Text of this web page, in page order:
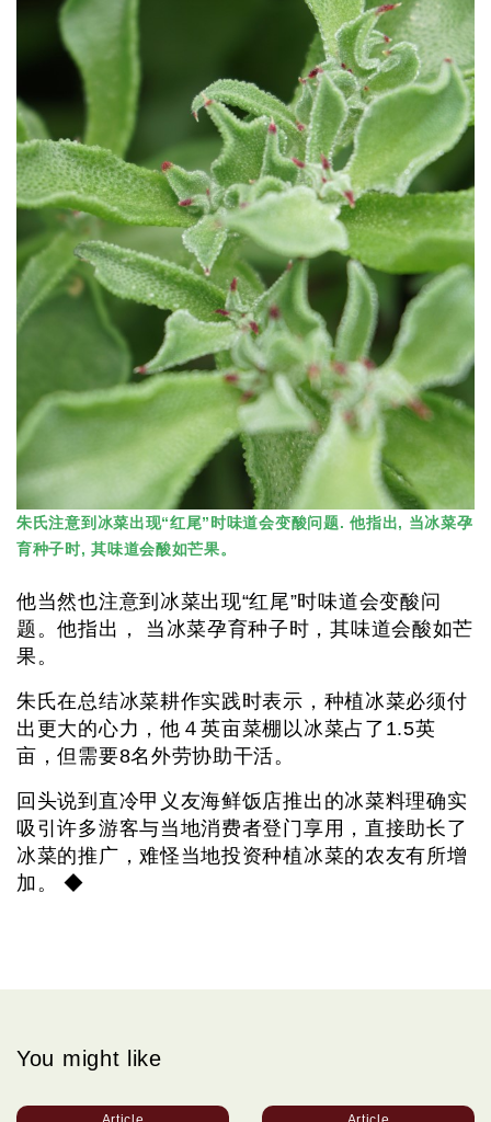
朱氏注意到冰菜出现“红尾”时味道会变酸问题. 他指出, 当冰菜孕
育种子时, 其味道会酸如芒果。
他当然也注意到冰菜出现“红尾”时味道会变酸问
题。他指出， 当冰菜孕育种子时，其味道会酸如芒
果。
朱氏在总结冰菜耕作实践时表示，种植冰菜必须付
出更大的心力，他４英亩菜棚以冰菜占了1.5英
亩，但需要8名外劳协助干活。
回头说到直冷甲义友海鲜饭店推出的冰菜料理确实
吸引许多游客与当地消费者登门享用，直接助长了
冰菜的推广，难怪当地投资种植冰菜的农友有所增
加。 ◆
You might like